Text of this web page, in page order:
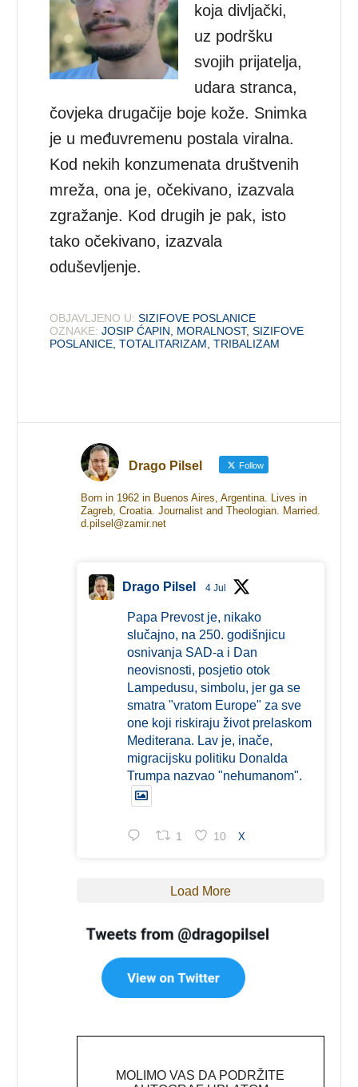
koja divljački,
uz podršku
svojih prijatelja,
udara stranca,
čovjeka drugačije boje kože. Snimka
je u međuvremenu postala viralna.
Kod nekih konzumenata društvenih
mreža, ona je, očekivano, izazvala
zgražanje. Kod drugih je pak, isto
tako očekivano, izazvala
oduševljenje.
OBJAVLJENO U: SIZIFOVE POSLANICE
OZNAKE: JOSIP ĆAPIN MORALNOST,SIZIFOVE
POSLANICE ,TOTALITARIZAM ,TRIBALIZAM
Drago Pilsel Follow
Born in 1962 in Buenos Aires, Argentina. Lives in
Zagreb, Croatia. Journalist and Theologian. Married.
d.pilsel@zamir.net
Drago Pilsel 4 Jul
Papa Prevost je, nikako
slučajno, na 250. godišnjicu
osnivanja SAD-a i Dan
neovisnosti, posjetio otok
Lampedusu, simbolu, jer ga se
smatra "vratom Europe" za sve
one koji riskiraju život prelaskom
Mediterana. Lav je, inače,
migracijsku politiku Donalda
Trumpa nazvao "nehumanom".
1 10 X
Load More
MOLIMO VAS DA PODRŽITE